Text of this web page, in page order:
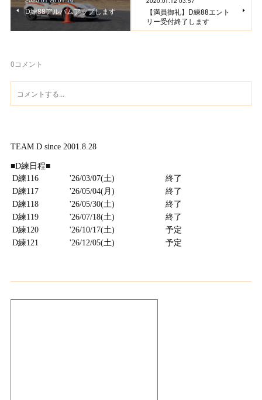
D練88アルバムアップします
【満員御礼】D練88エント
リー受付終了します
0コメント